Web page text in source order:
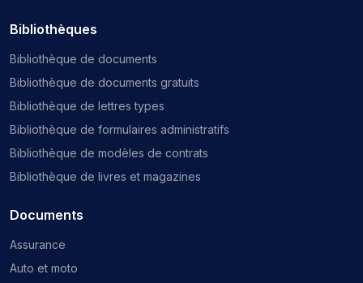
Documents
Assurance
Auto et moto
Bibliothèques
Bibliothèque de documents
Bibliothèque de documents gratuits
Bibliothèque de lettres types
Bibliothèque de formulaires administratifs
Bibliothèque de modèles de contrats
Bibliothèque de livres et magazines